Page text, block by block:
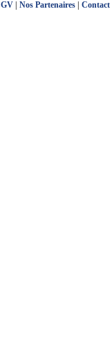
Nos Partenaires Contact